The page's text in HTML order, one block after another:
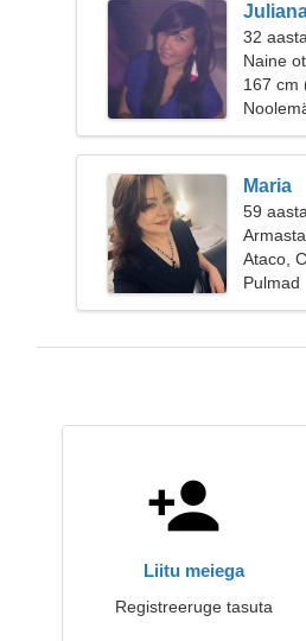
32
Naine
167 cm
Maria
59
Ataco,
Pulmad
Liitu meiega
Registreeruge tasuta